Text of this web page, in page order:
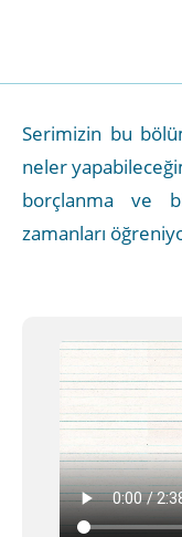
Serimizin bu
neler
borçlanma ve
zamanları